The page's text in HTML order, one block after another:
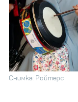
Снимка: Ройтерс